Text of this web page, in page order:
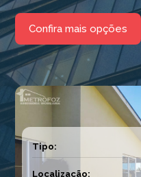
Confira mais opções
Tipo:
Localização: